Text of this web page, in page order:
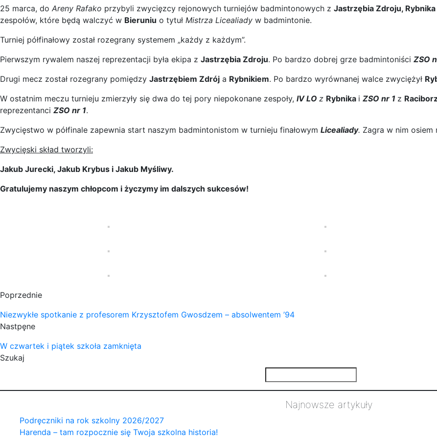
25 marca, do Areny Rafako przybyli zwycięzcy rejonowych turniejów badmintonowych z Jastrzębia Zdroju, Rybnika
zespołów, które będą walczyć w Bieruniu o tytuł Mistrza Licealiady w badmintonie.
Turniej półfinałowy został rozegrany systemem „każdy z każdym”.
Pierwszym rywalem naszej reprezentacji była ekipa z Jastrzębia Zdroju. Po bardzo dobrej grze badmintoniści ZSO
Drugi mecz został rozegrany pomiędzy Jastrzębiem Zdrój a Rybnikiem. Po bardzo wyrównanej walce zwyciężył
W ostatnim meczu turnieju zmierzyły się dwa do tej pory niepokonane zespoły, IV LO z Rybnika i ZSO nr 1 z
reprezentanci ZSO nr 1.
Zwycięstwo w półfinale zapewnia start naszym badmintonistom w turnieju finałowym Licealiady. Zagra w nim osiem
Zwycięski skład tworzyli:
Jakub Jurecki, Jakub Krybus i Jakub Myśliwy.
Gratulujemy naszym chłopcom i życzymy im dalszych sukcesów!
Poprzednie
Niezwykłe spotkanie z profesorem Krzysztofem Gwosdzem – absolwentem ’94
Nastpęne
W czwartek i piątek szkoła zamknięta
Szukaj
Najnowsze artykuły
Podręczniki na rok szkolny 2026/2027
Harenda – tam rozpocznie się Twoja szkolna historia!